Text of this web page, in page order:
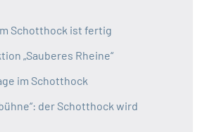
Schotthock ist fertig
„Sauberes Rheine“
im Schotthock
der Schotthock wird